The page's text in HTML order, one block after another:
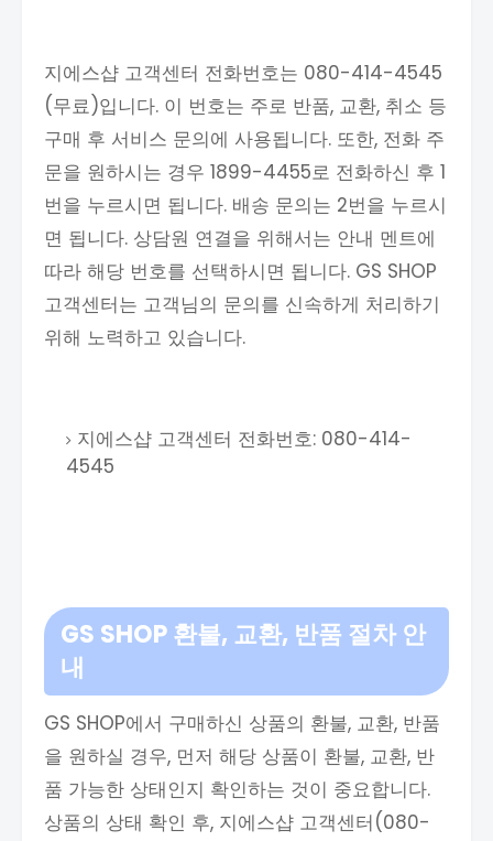
지에스샵 고객센터 전화번호는 080-414-4545
(무료)입니다. 이 번호는 주로 반품, 교환, 취소 등
구매 후 서비스 문의에 사용됩니다. 또한, 전화 주
문을 원하시는 경우 1899-4455로 전화하신 후 1
번을 누르시면 됩니다. 배송 문의는 2번을 누르시
면 됩니다. 상담원 연결을 위해서는 안내 멘트에
따라 해당 번호를 선택하시면 됩니다. GS SHOP
고객센터는 고객님의 문의를 신속하게 처리하기
위해 노력하고 있습니다.
지에스샵 고객센터 전화번호: 080-414-
4545
GS SHOP 환불, 교환, 반품 절차 안
내
GS SHOP에서 구매하신 상품의 환불, 교환, 반품
을 원하실 경우, 먼저 해당 상품이 환불, 교환, 반
품 가능한 상태인지 확인하는 것이 중요합니다.
상품의 상태 확인 후, 지에스샵 고객센터(080-